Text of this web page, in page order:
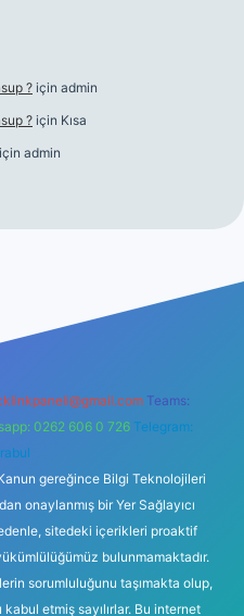
? için admin
? için Kısa
için admin
m elexbet
Teams:
0262 606 0 726 Telegram:
gereğince Bilgi Teknolojileri
onaylanmış bir Yer Sağlayıcı
sitedeki içerikleri proaktif
bulunmamaktadır.
sorumluluğunu taşımakta olup,
etmiş sayılırlar. Bu internet